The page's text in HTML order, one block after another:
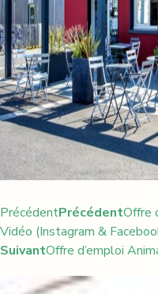
PrécédentPrécédentOffre
Vidéo (Instagram &
SuivantOffre d’emploi